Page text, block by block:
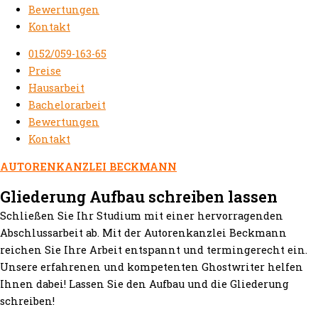
Bewertungen
Kontakt
0152/059-163-65
Preise
Hausarbeit
Bachelorarbeit
Bewertungen
Kontakt
AUTORENKANZLEI BECKMANN
Gliederung Aufbau schreiben lassen
Schließen Sie Ihr Studium mit einer hervorragenden
Abschlussarbeit ab. Mit der Autorenkanzlei Beckmann
reichen Sie Ihre Arbeit entspannt und termingerecht ein.
Unsere erfahrenen und kompetenten Ghostwriter helfen
Ihnen dabei! Lassen Sie den Aufbau und die Gliederung
schreiben!